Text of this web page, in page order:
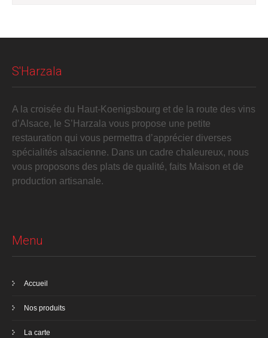
S'Harzala
A la croisée du Haut-Koenigsbourg et de la route des vins
d’Alsace, le S’Harzala vous propose une petite
restauration qui vous permettra d’apprécier diverses
spécialités alsacienne. Dans un cadre chaleureux, nous
vous proposons des plats de qualité, faits Maison et de
production artisanale.
Menu
Accueil
Nos produits
La carte